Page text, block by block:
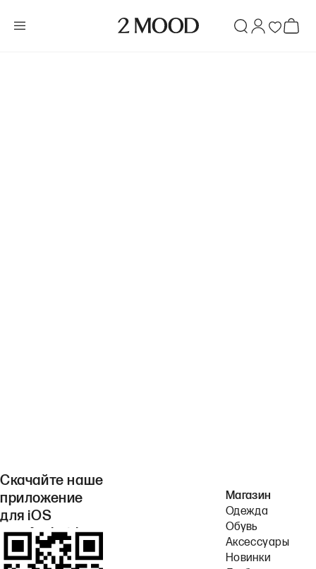
Скачайте наше
приложение
для iOS
или Android.
Магазин
Одежда
Обувь
Аксессуары
Новинки